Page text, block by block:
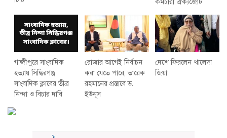
গাজীপুরে সাংবাদিক
হত্যায় সিদ্ধিরগঞ্জ
সাংবাদিক ক্লাবের তীব্র
নিন্দা ও বিচার দাবি
রোজার আগেই নির্বাচন
করা যেতে পারে, তারেক
রহমানের প্রস্তাবে ড.
ইউনূস
দেশে ফিরলেন খালেদা
জিয়া